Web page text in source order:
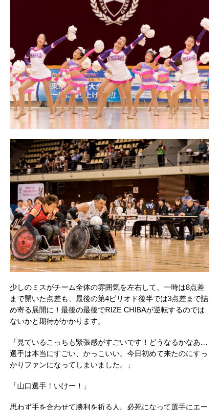
少しのミスがチーム全体の雰囲気を左右して、一時は8点差
まで開いた点差も、最後の第4ピリオド後半では3点差まで詰
め寄る展開に！最後の最後でRIZE CHIBAが逆転するのでは
ないかと期待がかかります。
「見ているこっちも緊張感がすごいです！どうなるかなあ…
選手は本当にすごい、かっこいい。今日初めて来たのにすっ
かりファンになってしまいました。」
「山口選手！いけー！」
思わず手を合わせて勝利を祈る人。必死になって選手にエー